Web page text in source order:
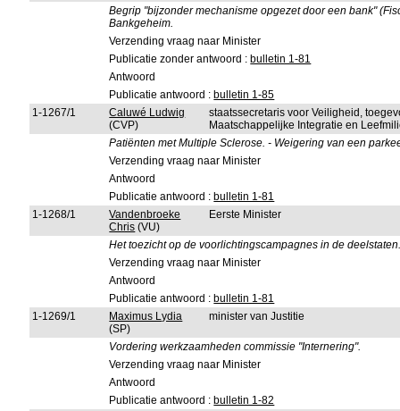
Begrip "bijzonder mechanisme opgezet door een bank"
Bankgeheim.
Verzending vraag naar Minister
Publicatie zonder antwoord : bulletin 1-81
Antwoord
Publicatie antwoord : bulletin 1-85
1-1267/1
Caluwé Ludwig
(CVP)
staatssecretaris voor Veiligheid,
Maatschappelijke Integratie en
Patiënten met Multiple Sclerose. - Weigering van een
Verzending vraag naar Minister
Antwoord
Publicatie antwoord : bulletin 1-81
1-1268/1
Vandenbroeke
Chris (VU)
Eerste Minister
Het toezicht op de voorlichtingscampagnes in de
Verzending vraag naar Minister
Antwoord
Publicatie antwoord : bulletin 1-81
1-1269/1
Maximus Lydia
(SP)
minister van Justitie
Vordering werkzaamheden commissie "Internering".
Verzending vraag naar Minister
Antwoord
Publicatie antwoord : bulletin 1-82